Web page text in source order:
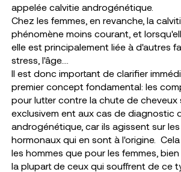
appelée calvitie androgénétique.
Chez les femmes, en revanche, la
phénomène moins courant, et
elle est principalement liée à d'autres
stress, l'âge….
Il est donc important de clarifier
premier concept fondamental: les
pour lutter contre la chute de cheveux
exclusivem ent aux cas de diagnostic
androgénétique, car ils agissent sur
hormonaux qui en sont à l'origine.
les hommes que pour les femmes,
la plupart de ceux qui souffrent de ce